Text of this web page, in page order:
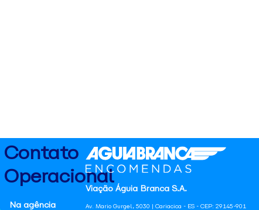
Viação Águia Branca S.A.
Av. Mario Gurgel, 5030 | Cariacica - ES - CEP: 29145-901
Contato
Operacional
Na agência